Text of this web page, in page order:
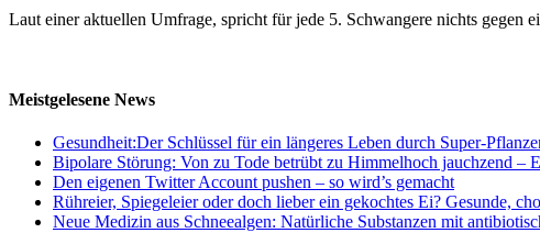
Laut einer aktuellen Umfrage, spricht für jede 5. Schwangere nichts gegen
Meistgelesene News
Gesundheit:Der Schlüssel für ein längeres Leben durch Super-
Bipolare Störung: Von zu Tode betrübt zu Himmelhoch jauchzend –
Den eigenen Twitter Account pushen – so wird’s gemacht
Rühreier, Spiegeleier oder doch lieber ein gekochtes Ei? Gesunde,
Neue Medizin aus Schneealgen: Natürliche Substanzen mit